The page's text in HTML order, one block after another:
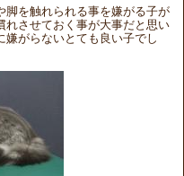
脚を触れられる事を嫌がる子が
れさせておく事が大事だと思い
嫌がらないとても良い子でし